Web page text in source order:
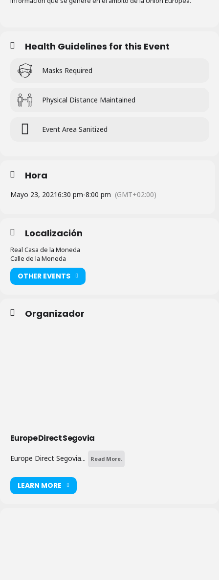
Health Guidelines for this Event
Masks Required
Physical Distance Maintained
Event Area Sanitized
Hora
Mayo 23, 20216:30 pm-8:00 pm (GMT+02:00)
Localización
Real Casa de la Moneda
Calle de la Moneda
OTHER EVENTS
Organizador
Europe Direct Segovia
Europe Direct Segovia... Read More.
LEARN MORE